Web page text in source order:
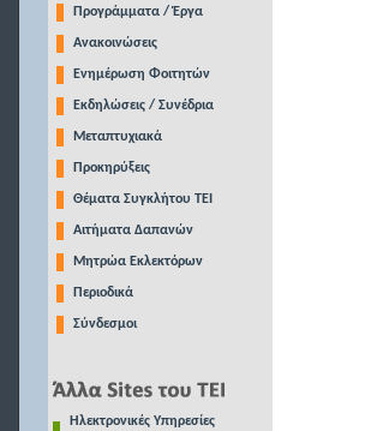
Προγράμματα / Έργα
Ανακοινώσεις
Ενημέρωση Φοιτητών
Εκδηλώσεις / Συνέδρια
Μεταπτυχιακά
Προκηρύξεις
Θέματα Συγκλήτου ΤΕΙ
Αιτήματα Δαπανών
Μητρώα Εκλεκτόρων
Περιοδικά
Σύνδεσμοι
Ηλεκτρονικές Υπηρεσίες